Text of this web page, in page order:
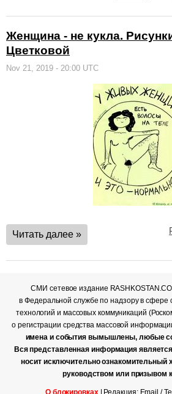
Женщина - не кукла.
Цветковой
Nov 21, 2019 - 20:00 UTC
Читать далее »
СМИ сетевое издание
в Федеральной службе по надзору в
технологий и массовых коммуникаций
о регистрации средства массовой
имена и события вымышлены, любые
Вся представленная информация
носит исключительно ознакомительный
руководством или призывом
О блокировках| Редакция: Email /